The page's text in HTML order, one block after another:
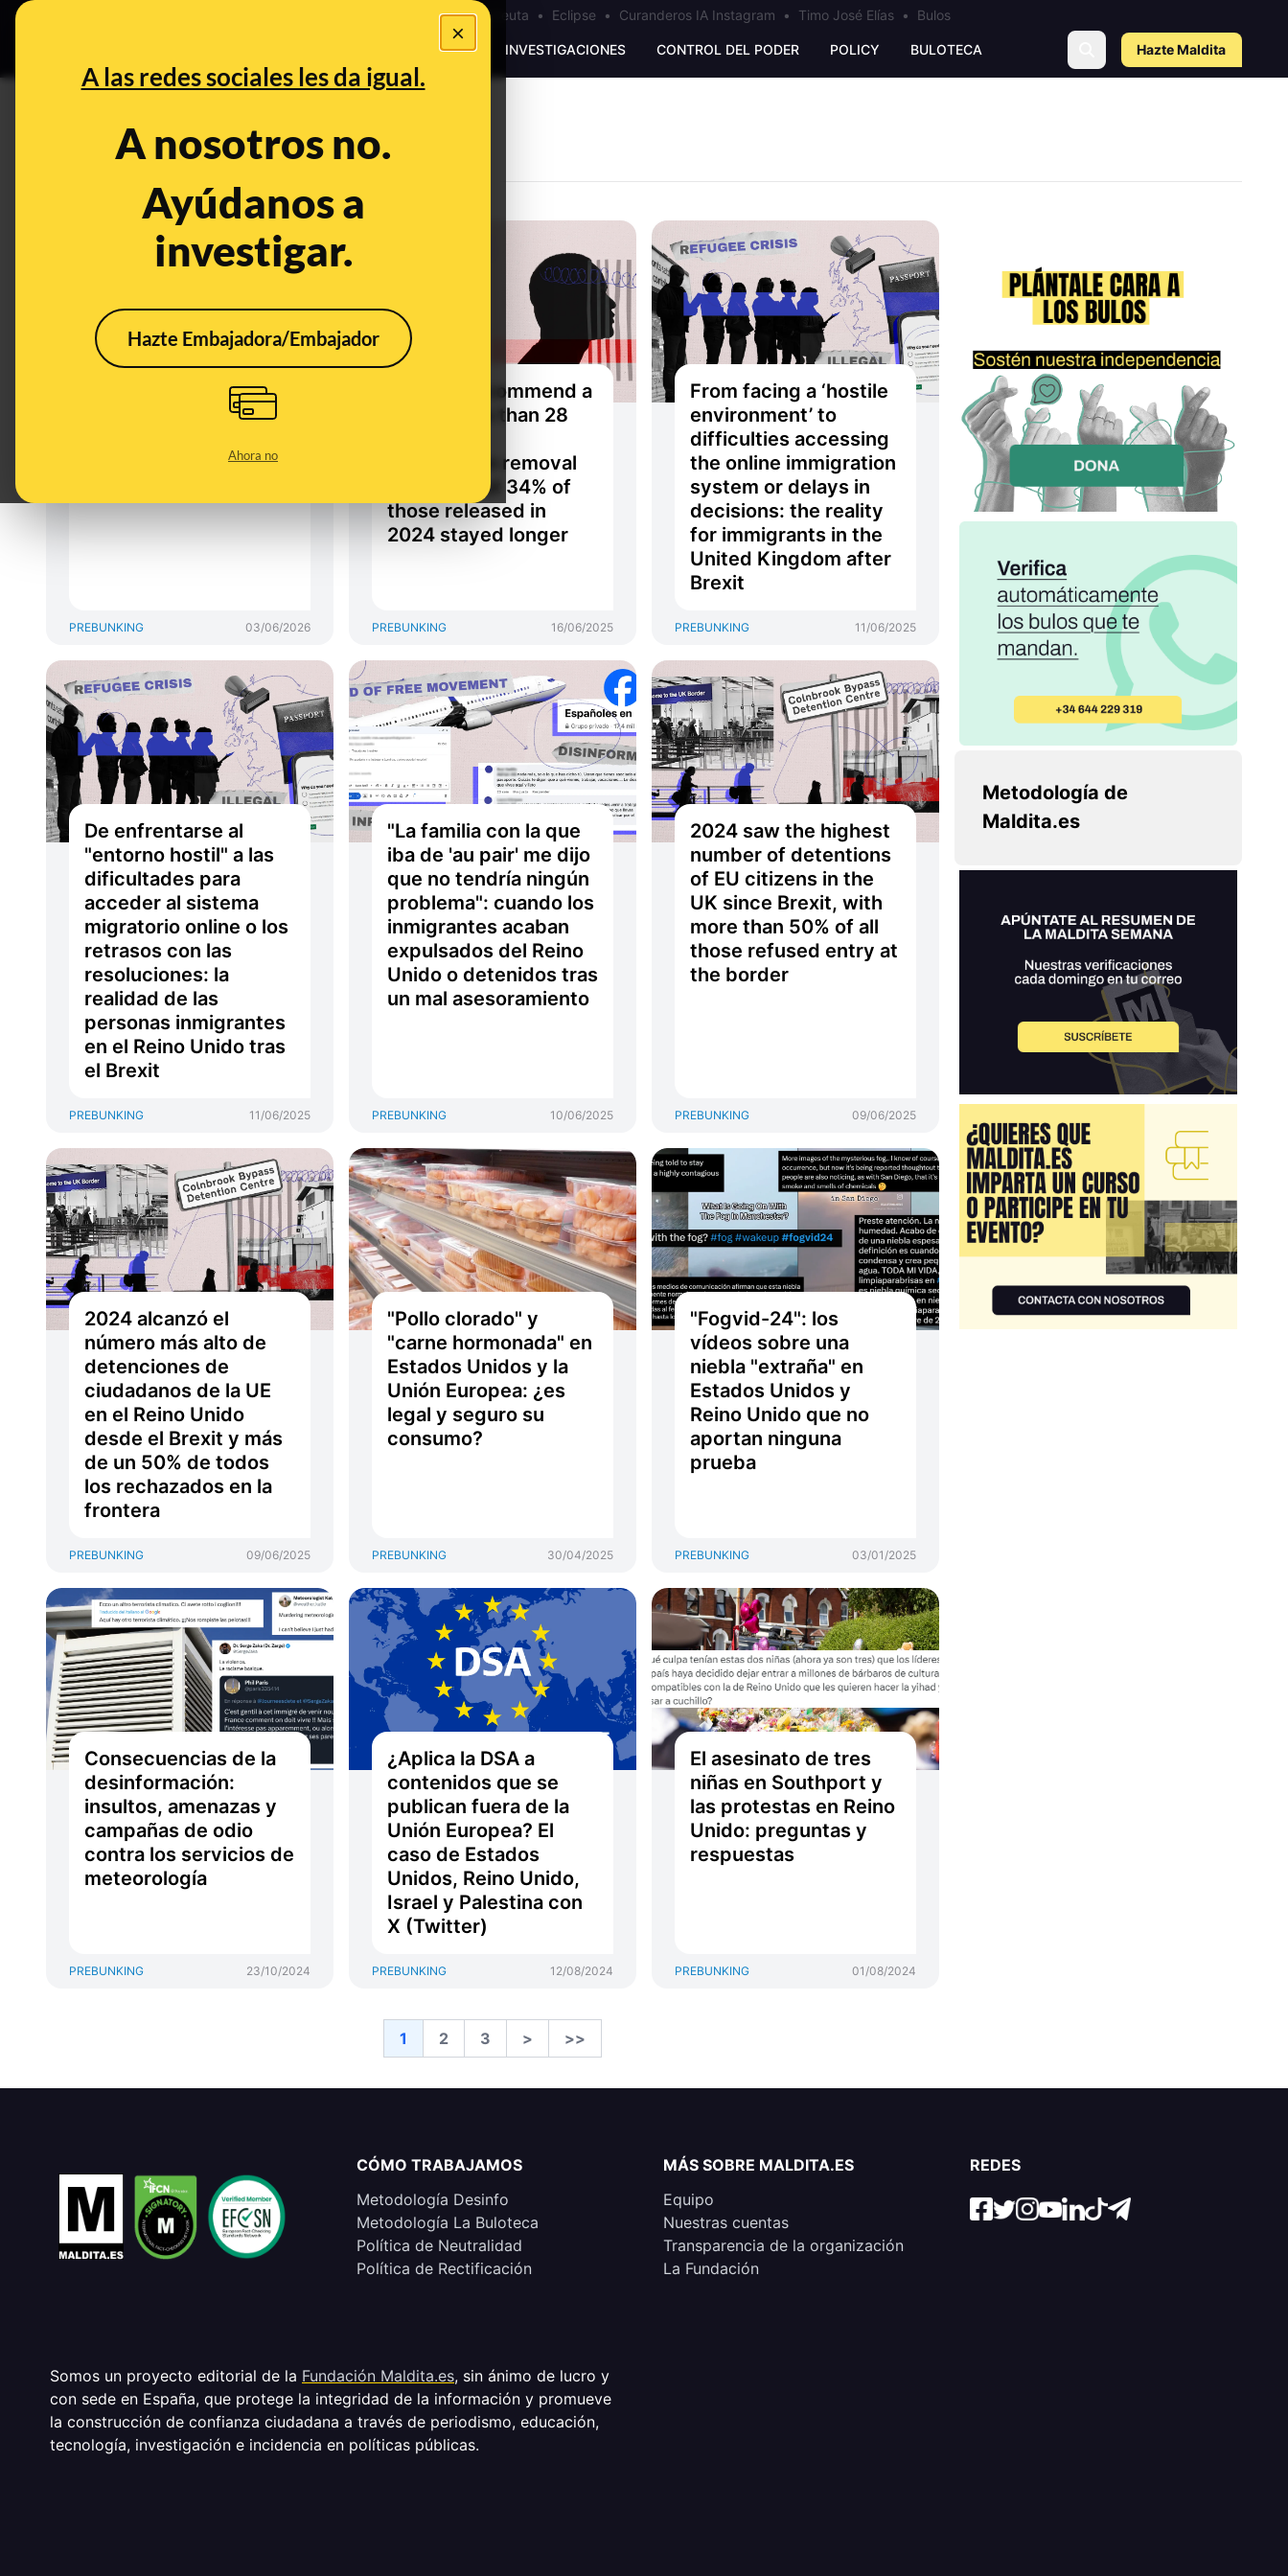
×
A las redes sociales les da igual.
A nosotros no.
Ayúdanos a
investigar.
Hazte Embajadora/Embajador
Ahora no
•Bulos Ceuta • Eclipse • Curanderos IA Instagram • Timo José Elías• Bulos
PREBUNKING INVESTIGACIONES CONTROL DEL PODER POLICY BULOTECA Hazte Maldita
El asesinato de Henry
Nowak a manos de un
Unido: preguntas y
PREBUNKING 03/06/2026
Experts recommend a
stay of less than 28
immigration removal
centres, but 34% of
those released in
2024 stayed longer
PREBUNKING 16/06/2025
From facing a ‘hostile
environment’ to
difficulties accessing
the online immigration
system or delays in
decisions: the reality
for immigrants in the
United Kingdom after
Brexit
PREBUNKING 11/06/2025
De enfrentarse al
"entorno hostil" a las
dificultades para
acceder al sistema
migratorio online o los
retrasos con las
resoluciones: la
realidad de las
personas inmigrantes
en el Reino Unido tras
el Brexit
PREBUNKING 11/06/2025
"La familia con la que
iba de 'au pair' me dijo
que no tendría ningún
problema": cuando los
inmigrantes acaban
expulsados del Reino
Unido o detenidos tras
un mal asesoramiento
PREBUNKING 10/06/2025
2024 saw the highest
number of detentions
of EU citizens in the
UK since Brexit, with
more than 50% of all
those refused entry at
the border
PREBUNKING 09/06/2025
2024 alcanzó el
número más alto de
detenciones de
ciudadanos de la UE
en el Reino Unido
desde el Brexit y más
de un 50% de todos
los rechazados en la
frontera
PREBUNKING 09/06/2025
"Pollo clorado" y
"carne hormonada" en
Estados Unidos y la
Unión Europea: ¿es
legal y seguro su
consumo?
PREBUNKING 30/04/2025
"Fogvid-24": los
vídeos sobre una
niebla "extraña" en
Estados Unidos y
Reino Unido que no
aportan ninguna
prueba
PREBUNKING 03/01/2025
Consecuencias de la
desinformación:
insultos, amenazas y
campañas de odio
contra los servicios de
meteorología
PREBUNKING 23/10/2024
¿Aplica la DSA a
contenidos que se
publican fuera de la
Unión Europea? El
caso de Estados
Unidos, Reino Unido,
Israel y Palestina con
X (Twitter)
PREBUNKING 12/08/2024
El asesinato de tres
niñas en Southport y
las protestas en Reino
Unido: preguntas y
respuestas
PREBUNKING 01/08/2024
1 2 3 > >>
Metodología de
Maldita.es
CÓMO TRABAJAMOS
Metodología Desinfo
Metodología La Buloteca
Política de Neutralidad
Política de Rectificación
MÁS SOBRE MALDITA.ES
Equipo
Nuestras cuentas
Transparencia de la organización
La Fundación
REDES
Somos un proyecto editorial de la Fundación Maldita.es, sin ánimo de lucro y
con sede en España, que protege la integridad de la información y promueve
la construcción de confianza ciudadana a través de periodismo, educación,
tecnología, investigación e incidencia en políticas públicas.